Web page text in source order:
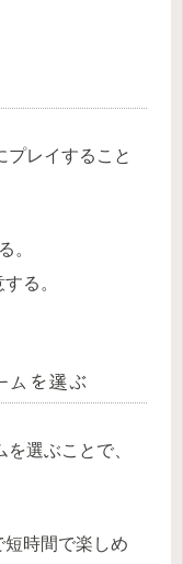
プレイすること
。
る。
ムを選ぶ
選ぶことで、
時間で楽しめ